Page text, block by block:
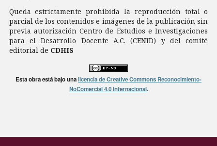
Queda estrictamente prohibida la reproducción total o
parcial de los contenidos e imágenes de la publicación sin
previa autorización Centro de Estudios e Investigaciones
para el Desarrollo Docente A.C. (CENID) y del comité
editorial de CDHIS
Esta obra está bajo unalicencia de Creative Commons Reconocimiento-
NoComercial 4.0 Internacional.